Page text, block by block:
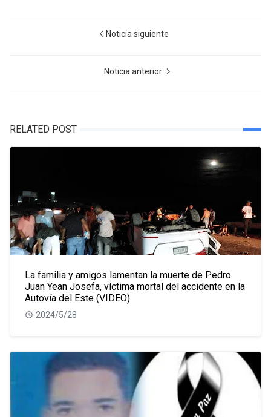
Noticia siguiente
Noticia anterior
RELATED POST
La familia y amigos lamentan la muerte de Pedro
Juan Yean Josefa, víctima mortal del accidente en la
Autovía del Este (VIDEO)
2024/5/28